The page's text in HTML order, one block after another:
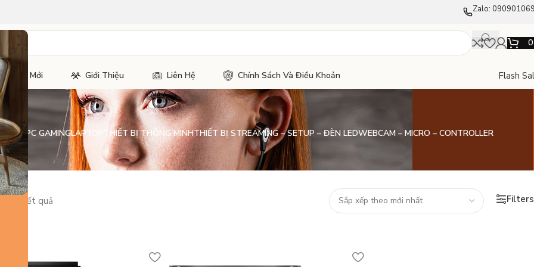
Zalo:
Tức Mới Giới Thiệu Liên Hệ Chính Sách Và Điều Khoản Flash
KIỆN PC GAMINGLAPTOP THIẾT BỊ THÔNG MINHTHIẾT BỊ STREAMING – SETUP – ĐÈN LEDWEBCAM – MICRO – CONTROLLER
13 kết quả Filters